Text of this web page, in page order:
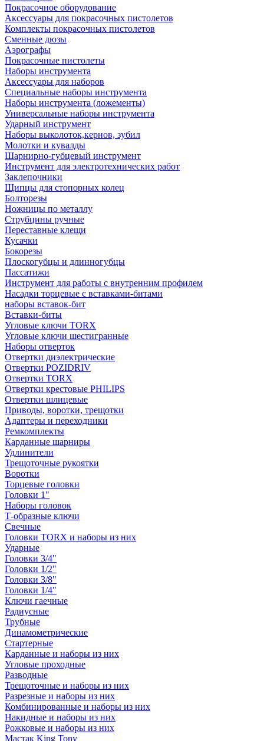
Покрасочное оборудование
Аксессуары для покрасочных пистолетов
Комплекты покрасочных пистолетов
Сменные дюзы
Аэрографы
Покрасочные пистолеты
Наборы инструмента
Аксессуары для наборов
Специальные наборы инструмента
Наборы инструмента (ложементы)
Универсальные наборы инструмента
Ударный инструмент
Наборы выколоток,кернов, зубил
Молотки и кувалды
Шарнирно-губцевый инструмент
Инструмент для электротехнических работ
Заклепочники
Щипцы для стопорных колец
Болторезы
Ножницы по металлу
Струбцины ручные
Переставные клещи
Кусачки
Бокорезы
Плоскогубцы и длинногубцы
Пассатижи
Инструмент для работы с внутренним профилем
Насадки торцевые с вставками-битами
наборы вставок-бит
Вставки-биты
Угловые ключи TORX
Угловые ключи шестигранные
Наборы отверток
Отвертки диэлектрические
Отвертки POZIDRIV
Отвертки TORX
Отвертки крестовые PHILIPS
Отвертки шлицевые
Приводы, воротки, трещотки
Адаптеры и переходники
Ремкомплекты
Карданные шарниры
Удлинители
Трещоточные рукоятки
Воротки
Торцевые головки
Головки 1"
Наборы головок
Т-образные ключи
Свечные
Головки TORX и наборы из них
Ударные
Головки 3/4"
Головки 1/2"
Головки 3/8"
Головки 1/4"
Ключи гаечные
Радиусные
Трубные
Динамометрические
Стартерные
Карданные и наборы из них
Угловые проходные
Разводные
Трещоточные и наборы из них
Разрезные и наборы из них
Комбинированные и наборы из них
Накидные и наборы из них
Рожковые и наборы из них
Мастак King Tony